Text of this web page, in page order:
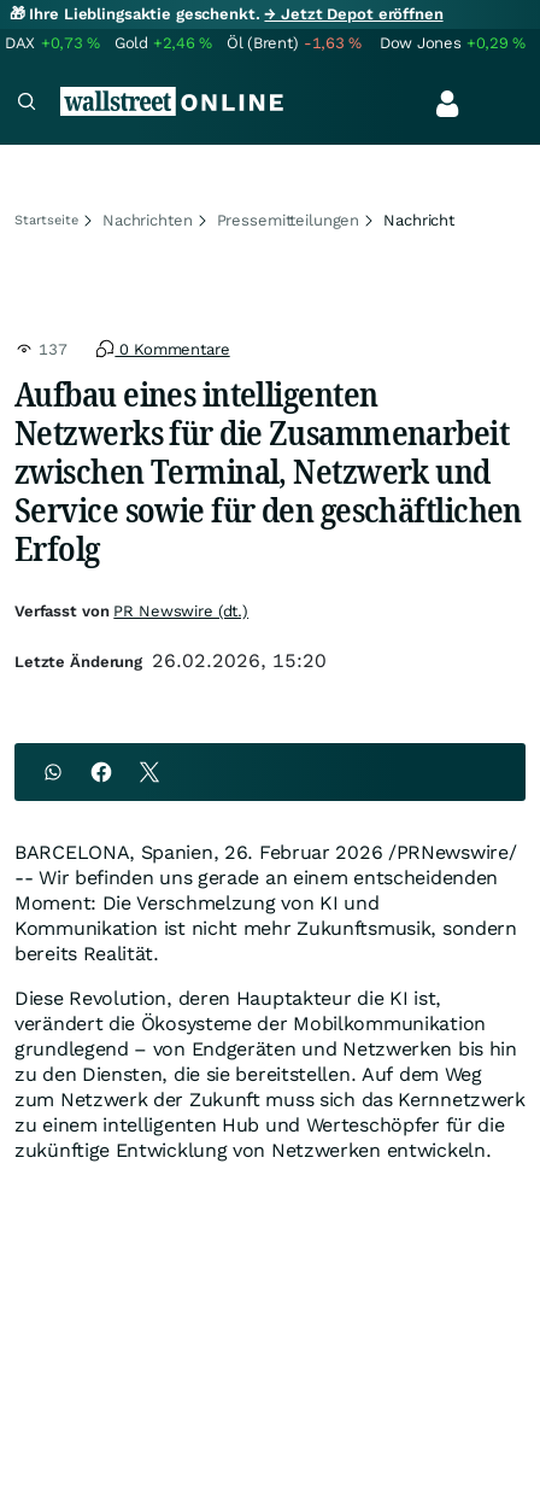
🎁 Ihre Lieblingsaktie geschenkt.→ Jetzt Depot eröffnen
DAX +0,73% Gold +2,46% Öl (Brent) -1,63% Dow Jones +0,29%
Startseite Nachrichten Pressemitteilungen Nachricht
137 0 Kommentare
Aufbau eines intelligenten
Netzwerks für die Zusammenarbeit
zwischen Terminal, Netzwerk und
Service sowie für den geschäftlichen
Erfolg
BARCELONA, Spanien, 26. Februar 2026 /PRNewswire/
-- Wir befinden uns gerade an einem entscheidenden
Moment: Die Verschmelzung von KI und
Kommunikation ist nicht mehr Zukunftsmusik, sondern
bereits Realität.
Diese Revolution, deren Hauptakteur die KI ist,
verändert die Ökosysteme der Mobilkommunikation
grundlegend – von Endgeräten und Netzwerken bis hin
zu den Diensten, die sie bereitstellen. Auf dem Weg
zum Netzwerk der Zukunft muss sich das Kernnetzwerk
zu einem intelligenten Hub und Werteschöpfer für die
zukünftige Entwicklung von Netzwerken entwickeln.
Verfasst von PR Newswire (dt.)
Letzte Änderung 26.02.2026, 15:20